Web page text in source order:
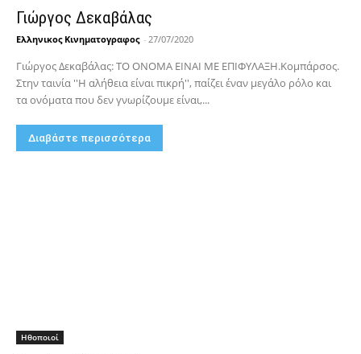
Γιώργος Δεκαβάλας
Ελληνικος Κινηματογραφος - 27/07/2020
Γιώργος Δεκαβάλας: ΤΟ ΟΝΟΜΑ ΕΙΝΑΙ ΜΕ ΕΠΙΦΥΛΑΞΗ.Κομπάρσος.
Στην ταινία ''Η αλήθεια είναι πικρή'', παίζει έναν μεγάλο ρόλο και
τα ονόματα που δεν γνωρίζουμε είναι,...
Διαβάστε περισσότερα
Hθοποιοί